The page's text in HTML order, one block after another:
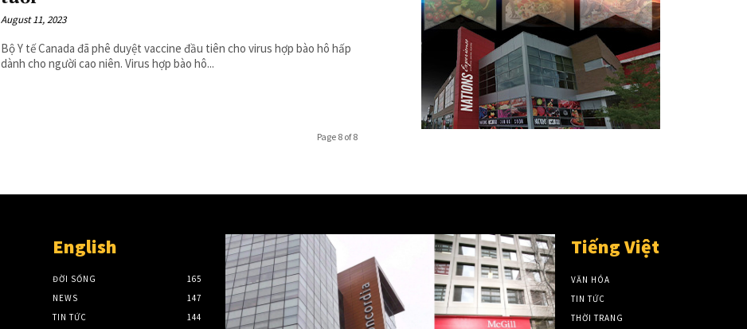
August 11, 2023
Bộ Y tế Canada đã phê duyệt vaccine đầu tiên cho virus hợp bào hô hấp
dành cho người cao niên. Virus hợp bào hô...
Page 8 of 8
English
ĐỜI SỐNG
165
NEWS
147
TIN TỨC
144
Tiếng Việt
VĂN HÓA
TIN TỨC
THỜI TRANG